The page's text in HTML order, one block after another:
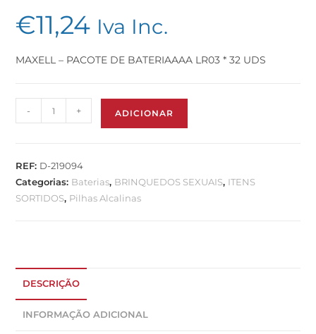
€11,24 Iva Inc.
MAXELL – PACOTE DE BATERIAAAA LR03 * 32 UDS
- + ADICIONAR
REF: D-219094
Categorias: Baterias, BRINQUEDOS SEXUAIS, ITENS
SORTIDOS, Pilhas Alcalinas
DESCRIÇÃO
INFORMAÇÃO ADICIONAL